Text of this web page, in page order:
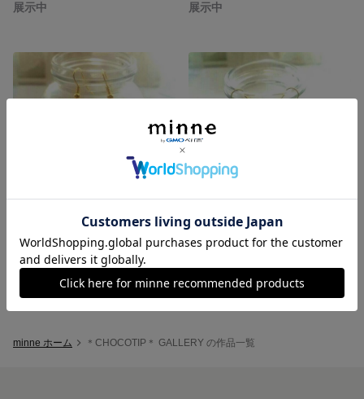
展示中 展示中
フルーツ シリーズ2 スライスバナナ
展示中
展示中
minne ホーム ＊CHOCOTIP＊ GALLERY の作品一覧